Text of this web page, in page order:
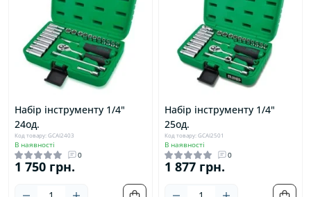
Набір інструменту 1/4"
24од.
Код товару: GCAI2403
В наявності
0
1 750 грн.
Набір інструменту 1/4"
25од.
Код товару: GCAI2501
В наявності
0
1 877 грн.